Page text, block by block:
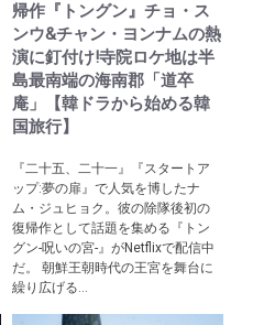
帰作『トングン』チョ・ス
ンウ&チャン・ヨンナムの熱
演に釘付け!寺院ロケ地は半
島最南端の海南郡「道卒
庵」【韓ドラから始める韓
国旅行】
『二十五、二十一』『スタートア
ップ:夢の扉』で人気を博したナ
ム・ジュヒョク。彼の除隊後初の
復帰作として話題を集める『トン
グン-呪いの宮-』がNetflixで配信中
だ。 朝鮮王朝時代の王宮を舞台に
繰り広げる...